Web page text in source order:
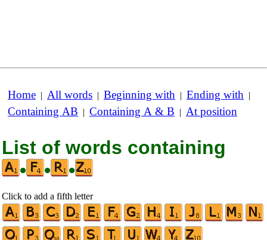
Home | All words | Beginning with | Ending with |
Containing AB | Containing A & B | At position
List of words containing
•
• •
Click to add a fifth letter